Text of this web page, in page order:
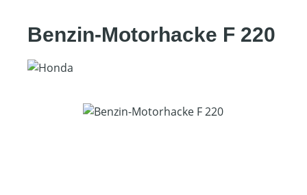
Benzin-Motorhacke F 220
Bildergalerie überspringen